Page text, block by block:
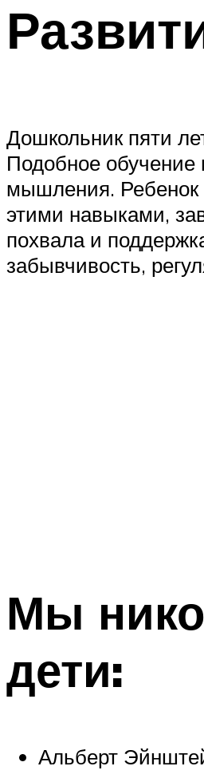
Дошкольник пяти
Подобное
мышления. Ребенок
этими навыками,
похвала и
забывчивость,
Мы
дети:
Альберт